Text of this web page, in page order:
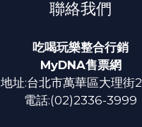
聯絡我們
吃喝玩樂整合行銷
MyDNA售票網
地址:台北市萬華區大理街
電話:(02)2336-3999